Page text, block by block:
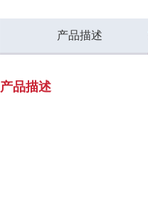
产品描述
产品描述